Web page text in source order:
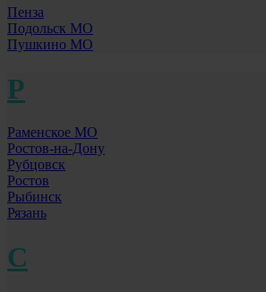
Пенза
Подольск МО
Пушкино МО
Р
Раменское МО
Ростов-на-Дону
Рубцовск
Ростов
Рыбинск
Рязань
С